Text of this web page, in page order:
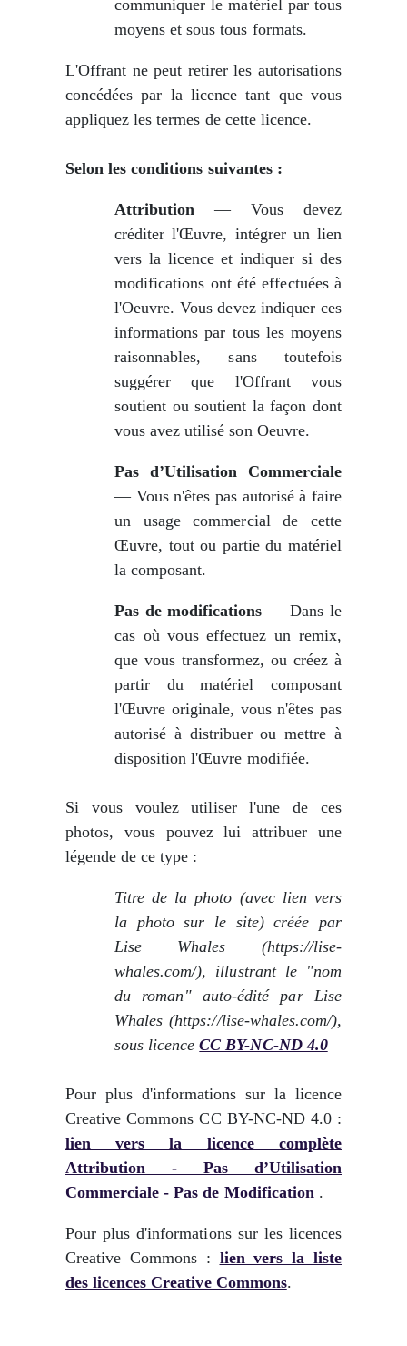
communiquer le matériel par tous
moyens et sous tous formats.
L'Offrant ne peut retirer les autorisations
concédées par la licence tant que vous
appliquez les termes de cette licence.
Selon les conditions suivantes :
Attribution — Vous devez
créditer l'Œuvre, intégrer un lien
vers la licence et indiquer si des
modifications ont été effectuées à
l'Oeuvre. Vous devez indiquer ces
informations par tous les moyens
raisonnables, sans toutefois
suggérer que l'Offrant vous
soutient ou soutient la façon dont
vous avez utilisé son Oeuvre.
Pas d’Utilisation Commerciale
— Vous n'êtes pas autorisé à faire
un usage commercial de cette
Œuvre, tout ou partie du matériel
la composant.
Pas de modifications — Dans le
cas où vous effectuez un remix,
que vous transformez, ou créez à
partir du matériel composant
l'Œuvre originale, vous n'êtes pas
autorisé à distribuer ou mettre à
disposition l'Œuvre modifiée.
Si vous voulez utiliser l'une de ces
photos, vous pouvez lui attribuer une
légende de ce type :
Titre de la photo (avec lien vers
la photo sur le site) créée par
Lise Whales (https://lise-
whales.com/), illustrant le "nom
du roman" auto-édité par Lise
Whales (https://lise-whales.com/),
sous licenceCC BY-NC-ND 4.0
Pour plus d'informations sur la licence
Creative Commons CC BY-NC-ND 4.0 :
lien vers la licence complète
Attribution - Pas d’Utilisation
Commerciale - Pas de Modification .
Pour plus d'informations sur les licences
Creative Commons : lien vers la liste
des licences Creative Commons.